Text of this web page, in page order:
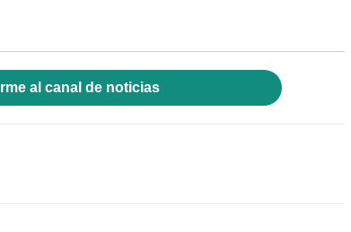
al canal de noticias